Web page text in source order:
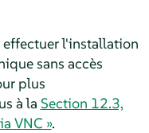
l'installation
sans accès
plus
à la Section 12.3,
VNC ».